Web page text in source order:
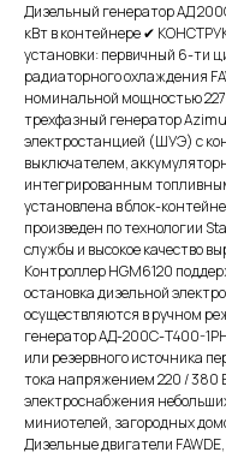
Дизельный генератор АД
кВт в контейнере ✔
установки: первичный 6-ти
радиаторного охлаждения
номинальной мощностью
трехфазный генератор
электростанцией (ШУЭ) с
выключателем,
интегрированным
установлена в блок-
произведен по технологии
службы и высокое качество
Контроллер HGM6120
остановка дизельной
осуществляются в ручном
генератор АД-200С-Т400-
или резервного источника
тока напряжением 220 / 380
электроснабжения
миниотелей, загородных
Дизельные двигатели